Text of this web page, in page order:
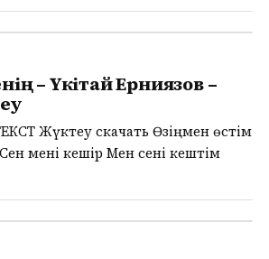
– Үкітай Ерниязов –
Жүктеу скачать Өзіңмен өстім
мені кешір Мен сені кештім